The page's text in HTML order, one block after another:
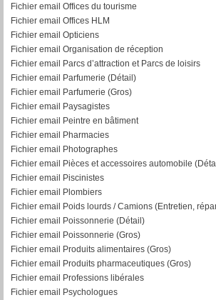
Fichier email Offices du tourisme
Fichier email Offices HLM
Fichier email Opticiens
Fichier email Organisation de réception
Fichier email Parcs d’attraction et Parcs de loisirs
Fichier email Parfumerie (Détail)
Fichier email Parfumerie (Gros)
Fichier email Paysagistes
Fichier email Peintre en bâtiment
Fichier email Pharmacies
Fichier email Photographes
Fichier email Pièces et accessoires automobile
Fichier email Piscinistes
Fichier email Plombiers
Fichier email Poids lourds / Camions (Entretien,
Fichier email Poissonnerie (Détail)
Fichier email Poissonnerie (Gros)
Fichier email Produits alimentaires (Gros)
Fichier email Produits pharmaceutiques (Gros)
Fichier email Professions libérales
Fichier email Psychologues